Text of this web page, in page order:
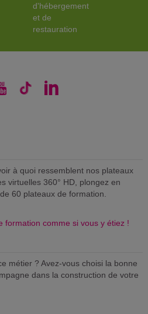
d'hébergement
et de
restauration
à quoi ressemblent nos plateaux
virtuelles 360° HD, plongez en
60 plateaux de formation.
formation comme si vous y étiez !
métier ? Avez-vous choisi la bonne
dans la construction de votre